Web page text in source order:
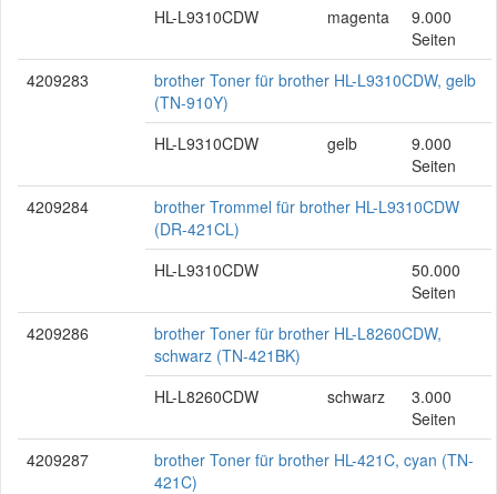
HL-L9310CDW
magenta
9.000
Seiten
4209283
brother Toner für brother HL-L9310CDW, gelb
(TN-910Y)
HL-L9310CDW
gelb
9.000
Seiten
4209284
brother Trommel für brother HL-L9310CDW
(DR-421CL)
HL-L9310CDW
50.000
Seiten
4209286
brother Toner für brother HL-L8260CDW,
schwarz (TN-421BK)
HL-L8260CDW
schwarz
3.000
Seiten
4209287
brother Toner für brother HL-421C, cyan (TN-
421C)